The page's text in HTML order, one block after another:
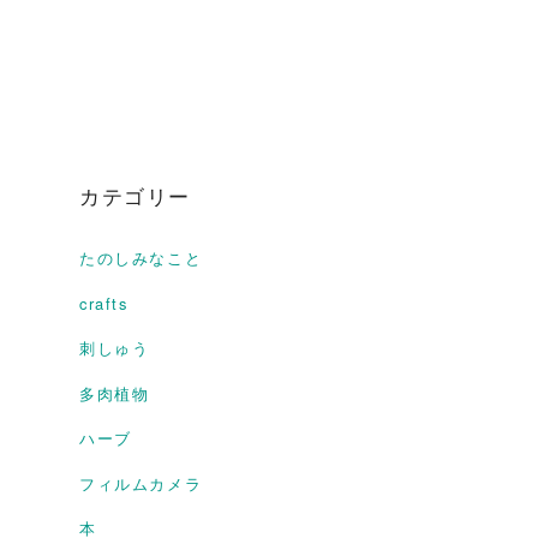
カテゴリー
たのしみなこと
crafts
刺しゅう
多肉植物
ハーブ
フィルムカメラ
本